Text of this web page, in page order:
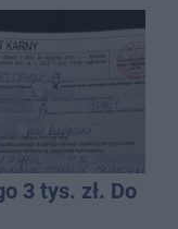
3 tys. zł. Do